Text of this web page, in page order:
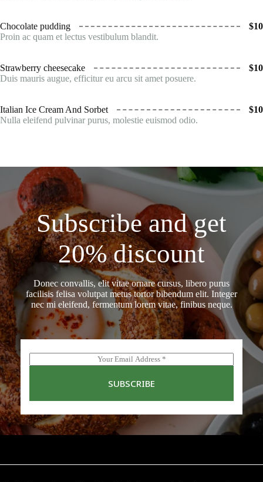
Chocolate pudding
$10
Proin ac quam et lectus vestibulum blandit.
Strawberry cheesecake
$10
Duis mauris augue, efficitur eu arcu sit amet posuere.
Italian Ice Cream And Sorbet
$10
Nulla eleifend pulvinar purus, molestie euismod odio.
Subscribe and get
20% discount
Donec convallis, elit vitae ornare cursus, libero purus
facilisis felisa volutpat metus tortor bibendum elit. Integer
nec mi eleifend, fermentum lorem vitae, finibus neque.
m
SUBSCRIBE